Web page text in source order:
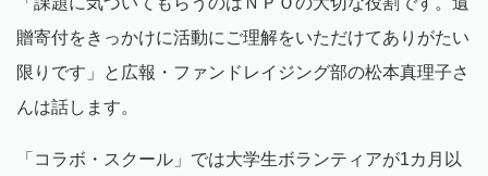
贈寄付をきっかけに活動にご理解をいただけてありがたい
限りです」と広報・ファンドレイジング部の松本真理子さ
んは話します。
「コラボ・スクール」では大学生ボランティアが1カ月以